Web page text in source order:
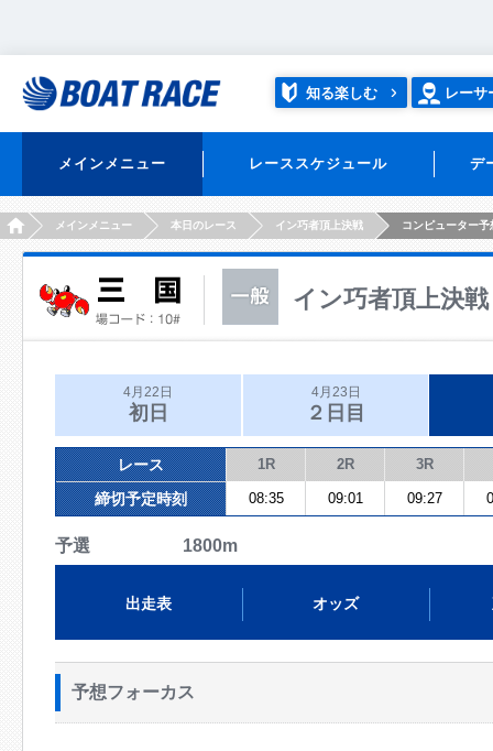
知る楽しむ レーサ
メインメニュー レーススケジュール デ
HOMEメインメニュー 本日のレース イン巧者頂上決戦 コンピューター予
イン巧者頂上決戦
4月22日
初日
4月23日
２日目
レース 1R 2R 3R
締切予定時刻 08:35 09:01 09:27
予選 1800m
出走表 オッズ
予想フォーカス